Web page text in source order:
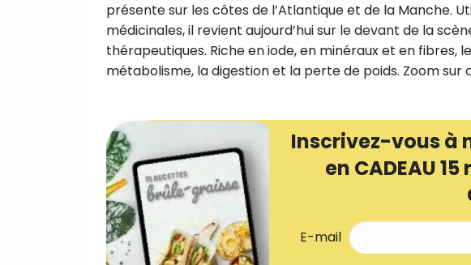
présente sur les côtes de l’Atlantique et de la Manche.
médicinales, il revient aujourd’hui sur le devant de la
thérapeutiques. Riche en iode, en minéraux et en fibres,
métabolisme, la digestion et la perte de poids. Zoom sur
Inscrivez-vous à
en CADEAU 15
E-mail